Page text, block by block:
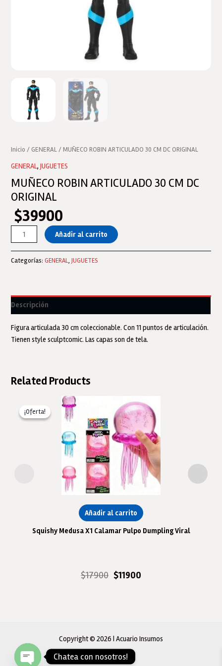
Inicio /GENERAL/ MUÑECO ROBIN ARTICULADO 30 CM DC ORIGINAL
GENERAL,JUGUETES
MUÑECO ROBIN ARTICULADO 30 CM DC
ORIGINAL
$39900
MUÑECO
ROBIN
ORIGINAL
cantidad
Añadir al carrito
Categorías:GENERAL,JUGUETES
Descripción
Figura articulada 30 cm coleccionable. Con 11 puntos de articulación.
Tienen style sculptcomic. Las capas son de tela.
Related Products
¡Oferta!
¡Oferta!
Añadir al carrito
Squishy Medusa X1 Calamar Pulpo Dumpling Viral
$17900
El
precio
$11900
Copyright © 2026 | Acuario Insumos
Chatea con nosotros!